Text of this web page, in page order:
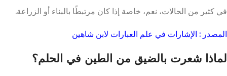
في كثير من الحالات، نعم، خاصة إذا كان مرتبطًا بالبناء أو الزراعة.
المصدر : الإشارات في علم العبارات لابن شاهين
لماذا شعرت بالضيق من الطين في الحلم؟